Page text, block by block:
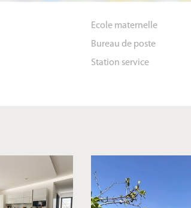
Ecole maternelle
Bureau de poste
Station service